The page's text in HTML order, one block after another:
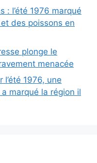
: l’été 1976 marqué
des poissons en
plonge le
menacée
1976, une
marqué la région il